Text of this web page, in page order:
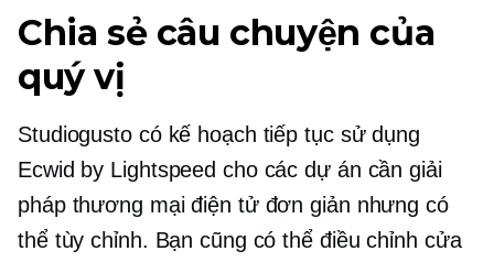
Chia sẻ câu chuyện của
quý vị
Studiogusto có kế hoạch tiếp tục sử dụng
Ecwid by Lightspeed cho các dự án cần giải
pháp thương mại điện tử đơn giản nhưng có
thể tùy chỉnh. Bạn cũng có thể điều chỉnh cửa